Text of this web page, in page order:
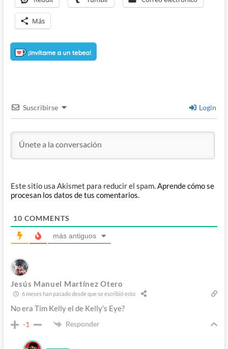
Más
Suscribirse Login
Este sitio usa Akismet para reducir el spam.Aprende cómo se
procesan los datos de tus comentarios.
10 COMMENTS
más antiguos
Jesús Manuel Martínez Otero
6 meses han pasado desde que se escribió esto
No era Tim Kelly el de Kelly’s Eye?
-1 Responder